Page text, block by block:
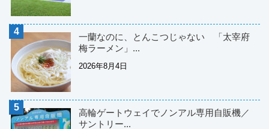
一蘭なのに、とんこつじゃない 「太宰府
梅ラーメン」...
2026年8月4日
高輪ゲートウェイでノンアル専用自販機／
サントリー...